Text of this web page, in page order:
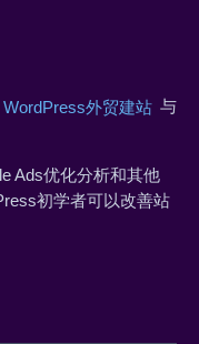
WordPress外贸建站 与
Ads优化分析和其他
初学者可以改善站